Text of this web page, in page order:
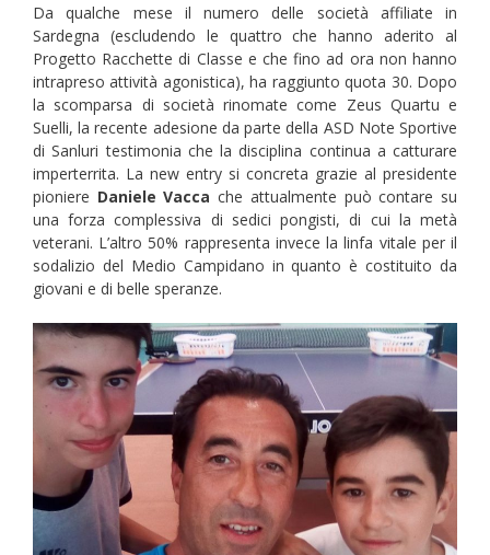
Da qualche mese il numero delle società affiliate in
Sardegna (escludendo le quattro che hanno aderito al
Progetto Racchette di Classe e che fino ad ora non hanno
intrapreso attività agonistica), ha raggiunto quota 30. Dopo
la scomparsa di società rinomate come Zeus Quartu e
Suelli, la recente adesione da parte della ASD Note Sportive
di Sanluri testimonia che la disciplina continua a catturare
imperterrita. La new entry si concreta grazie al presidente
pioniere Daniele Vacca che attualmente può contare su
una forza complessiva di sedici pongisti, di cui la metà
veterani. L’altro 50% rappresenta invece la linfa vitale per il
sodalizio del Medio Campidano in quanto è costituito da
giovani e di belle speranze.